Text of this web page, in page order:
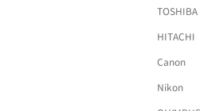
TOSHIBA
HITACHI
Canon
Nikon